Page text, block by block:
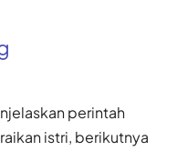
perintah
istri, berikutnya